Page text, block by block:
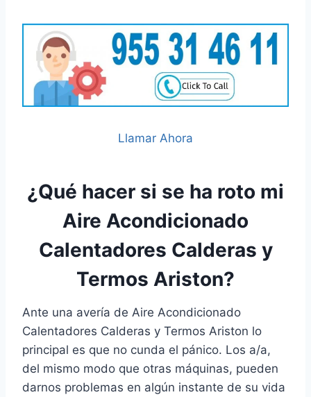
Llamar Ahora
¿Qué hacer si se ha roto mi
Aire Acondicionado
Calentadores Calderas y
Termos Ariston?
Ante una avería de Aire Acondicionado
Calentadores Calderas y Termos Ariston lo
principal es que no cunda el pánico. Los a/a,
del mismo modo que otras máquinas, pueden
darnos problemas en algún instante de su vida